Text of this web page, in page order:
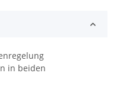
in beiden